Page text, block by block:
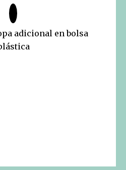
adicional en bolsa